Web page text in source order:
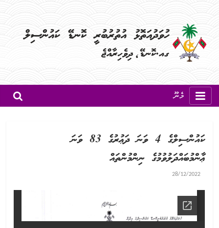
މެނޫ
ކައުންސިލްގެ 4 ވަނަ ދަޢުރުގެ 83 ވަނަ
ޢާންމުބައްދަލުވުމުގެ ނިންމުންތައް
28/12/2022